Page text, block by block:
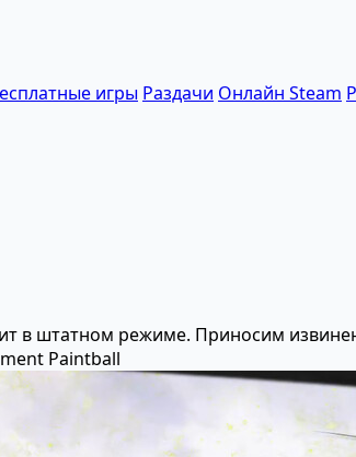
игры Раздачи Онлайн Steam
в штатном режиме. Приносим
Paintball